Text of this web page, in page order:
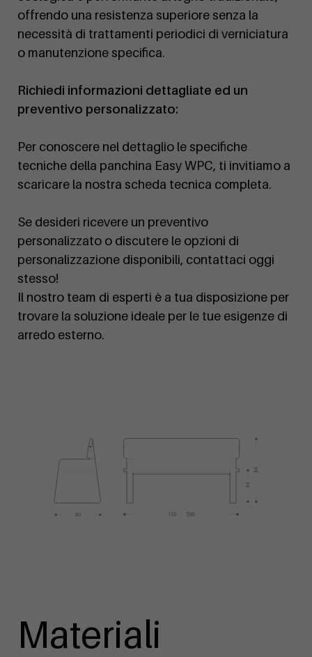
offrendo una resistenza superiore senza la
necessità di trattamenti periodici di verniciatura
o manutenzione specifica.
Richiedi informazioni dettagliate ed un
preventivo personalizzato:
Per conoscere nel dettaglio le specifiche
tecniche della panchina Easy WPC, ti invitiamo a
scaricare la nostra scheda tecnica completa.
Se desideri ricevere un preventivo
personalizzato o discutere le opzioni di
personalizzazione disponibili, contattaci oggi
stesso!
Il nostro team di esperti è a tua disposizione per
trovare la soluzione ideale per le tue esigenze di
arredo esterno.
Materiali